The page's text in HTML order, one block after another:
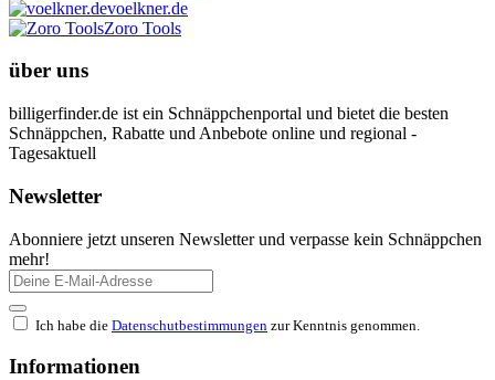
voelkner.de
Zoro Tools
über uns
billigerfinder.de ist ein Schnäppchenportal und bietet die besten
Schnäppchen, Rabatte und Anbebote online und regional -
Tagesaktuell
Newsletter
Abonniere jetzt unseren Newsletter und verpasse kein Schnäppchen
mehr!
Ich habe die Datenschutbestimmungen zur Kenntnis genommen.
Informationen